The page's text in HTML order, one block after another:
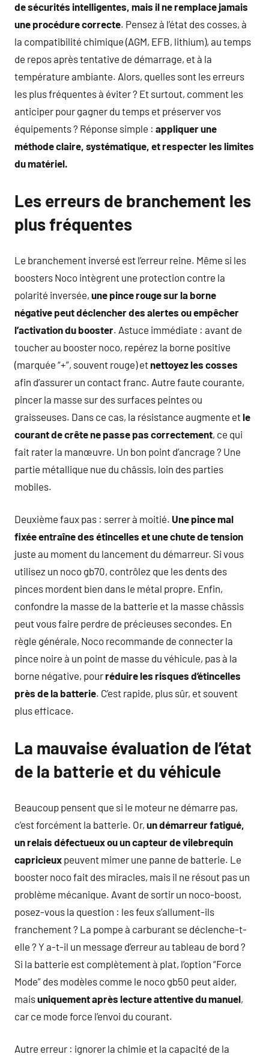
de sécurités intelligentes, mais il ne remplace jamais
une procédure correcte. Pensez à l’état des cosses, à
la compatibilité chimique (AGM, EFB, lithium), au temps
de repos après tentative de démarrage, et à la
température ambiante. Alors, quelles sont les erreurs
les plus fréquentes à éviter ? Et surtout, comment les
anticiper pour gagner du temps et préserver vos
équipements ? Réponse simple : appliquer une
méthode claire, systématique, et respecter les limites
du matériel.
Les erreurs de branchement les
plus fréquentes
Le branchement inversé est l’erreur reine. Même si les
boosters Noco intègrent une protection contre la
polarité inversée, une pince rouge sur la borne
négative peut déclencher des alertes ou empêcher
l’activation du booster. Astuce immédiate : avant de
toucher au booster noco, repérez la borne positive
(marquée “+”, souvent rouge) etnettoyez les cosses
afin d’assurer un contact franc. Autre faute courante,
pincer la masse sur des surfaces peintes ou
graisseuses. Dans ce cas, la résistance augmente etle
courant de crête ne passe pas correctement, ce qui
fait rater la manœuvre. Un bon point d’ancrage ? Une
partie métallique nue du châssis, loin des parties
mobiles.
Deuxième faux pas : serrer à moitié. Une pince mal
fixée entraîne des étincelles et une chute de tension
juste au moment du lancement du démarreur. Si vous
utilisez un noco gb70, contrôlez que les dents des
pinces mordent bien dans le métal propre. Enfin,
confondre la masse de la batterie et la masse châssis
peut vous faire perdre de précieuses secondes. En
règle générale, Noco recommande de connecter la
pince noire à un point de masse du véhicule, pas à la
borne négative, pourréduire les risques d’étincelles
près de la batterie. C’est rapide, plus sûr, et souvent
plus efficace.
La mauvaise évaluation de l’état
de la batterie et du véhicule
Beaucoup pensent que si le moteur ne démarre pas,
c’est forcément la batterie. Or, un démarreur fatigué,
un relais défectueux ou un capteur de vilebrequin
capricieux peuvent mimer une panne de batterie. Le
booster noco fait des miracles, mais il ne résout pas un
problème mécanique. Avant de sortir un noco-boost,
posez-vous la question : les feux s’allument-ils
franchement ? La pompe à carburant se déclenche-t-
elle ? Y a-t-il un message d’erreur au tableau de bord ?
Si la batterie est complètement à plat, l’option “Force
Mode” des modèles comme le noco gb50 peut aider,
maisuniquement après lecture attentive du manuel,
car ce mode force l’envoi du courant.
Autre erreur : ignorer la chimie et la capacité de la